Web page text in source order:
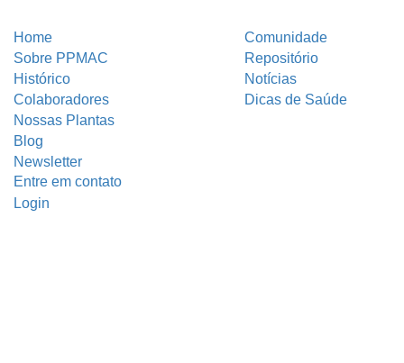
Home
Comunidade
Sobre PPMAC
Repositório
Histórico
Notícias
Colaboradores
Dicas de Saúde
Nossas Plantas
Blog
Newsletter
Entre em contato
Login